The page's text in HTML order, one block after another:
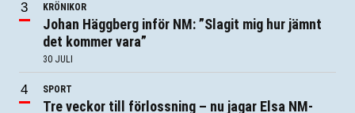
KRÖNIKOR
Johan Häggberg inför NM: ”Slagit mig hur jämnt
det kommer vara”
30 JULI
SPORT
Tre veckor till förlossning – nu jagar Elsa NM-